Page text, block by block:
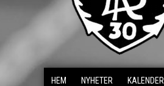
HEM NYHETER KALENDER